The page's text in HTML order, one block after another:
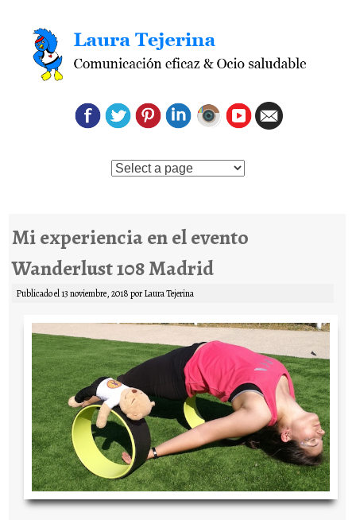
Saltar al contenido
Mi experiencia en el evento
Wanderlust 108 Madrid
Publicado el13 noviembre, 2018porLaura Tejerina